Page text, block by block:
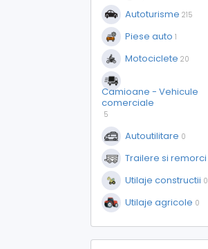
Autoturisme 215
Piese auto 1
Motociclete 20
Camioane - Vehicule
comerciale
5
Autoutilitare 0
Trailere si remorci
Utilaje constructii 0
Utilaje agricole 0